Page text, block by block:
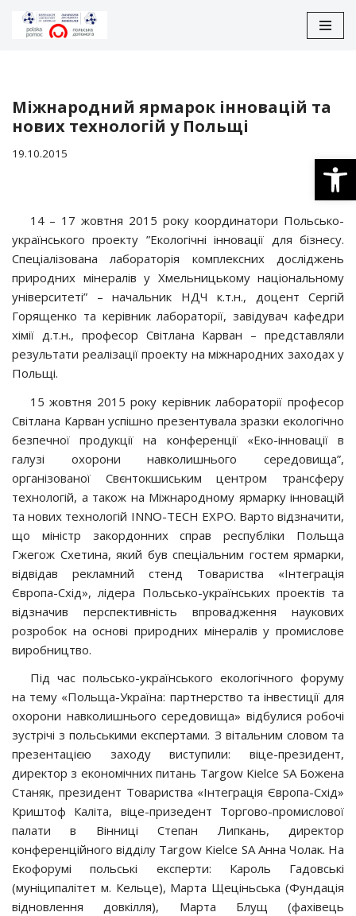
Перейти
Міжнародний ярмарок інновацій та
нових технологій у Польщі
19.10.2015
14 – 17 жовтня 2015 року координатори Польсько-
українського проекту ”Екологічні інновації для бізнесу.
Спеціалізована лабораторія комплексних досліджень
природних мінералів у Хмельницькому національному
університеті” – начальник НДЧ к.т.н., доцент Сергій
Горященко та керівник лабораторії, завідувач кафедри
хімії д.т.н., професор Світлана Карван – представляли
результати реалізації проекту на міжнародних заходах у
Польщі.
15 жовтня 2015 року керівник лабораторії професор
Світлана Карван успішно презентувала зразки екологічно
безпечної продукції на конференції «Еко-інновації в
галузі охорони навколишнього середовища”,
організованої Свєнтокшиським центром трансферу
технологій, а також на Міжнародному ярмарку інновацій
та нових технологій INNO-TECH EXPO. Варто відзначити,
що міністр закордонних справ республіки Польща
Гжегож Схетина, який був спеціальним гостем ярмарки,
відвідав рекламний стенд Товариства «Інтеграція
Європа-Схід», лідера Польсько-українських проектів та
відзначив перспективність впровадження наукових
розробок на основі природних мінералів у промислове
виробництво.
Під час польсько-українського екологічного форуму
на тему «Польща-Україна: партнерство та інвестиції для
охорони навколишнього середовища» відбулися робочі
зустрічі з польськими експертами. З вітальним словом та
презентацією заходу виступили: віце-президент,
директор з економічних питань Targоw Kielce SA Божена
Станяк, президент Товариства «Інтеграція Європа-Схід»
Криштоф Каліта, віце-призедент Торгово-промислової
палати в Вінниці Степан Липкань, директор
конференційного відділу Targоw Kielce SA Анна Чолак. На
Екофорумі польські експерти: Кароль Гадовські
(муніципалітет м. Кельце), Марта Щеціньська (Фундація
відновлення довкілля), Марта Блущ (фахівець